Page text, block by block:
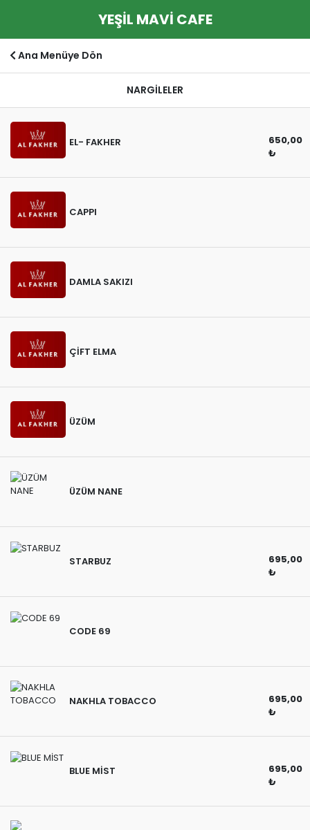
YEŞİL MAVİ CAFE
Ana Menüye Dön
NARGİLELER
EL- FAKHER
650,00
₺
CAPPI
DAMLA SAKIZI
ÇİFT ELMA
ÜZÜM
ÜZÜM NANE
STARBUZ
695,00
₺
CODE 69
NAKHLA TOBACCO
695,00
₺
BLUE MİST
695,00
₺